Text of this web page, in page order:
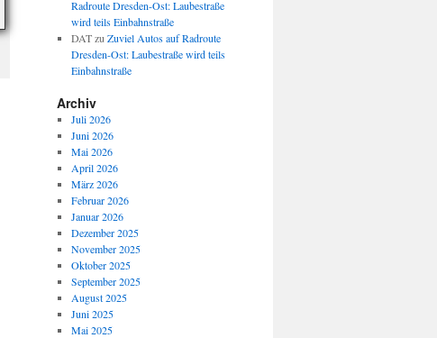
Radroute Dresden-Ost: Laubestraße
wird teils Einbahnstraße
DATzu Zuviel Autos auf Radroute
Dresden-Ost: Laubestraße wird teils
Einbahnstraße
Archiv
Juli 2026
Juni 2026
Mai 2026
April 2026
März 2026
Februar 2026
Januar 2026
Dezember 2025
November 2025
Oktober 2025
September 2025
August 2025
Juni 2025
Mai 2025